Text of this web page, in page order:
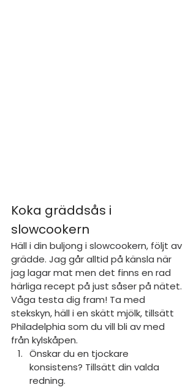
Koka gräddsås i
slowcookern
Häll i din buljong i slowcookern, följt av
grädde. Jag går alltid på känsla när
jag lagar mat men det finns en rad
härliga recept på just såser på nätet.
Våga testa dig fram! Ta med
stekskyn, häll i en skätt mjölk, tillsätt
Philadelphia som du vill bli av med
från kylskåpen.
Önskar du en tjockare
konsistens? Tillsätt din valda
redning.